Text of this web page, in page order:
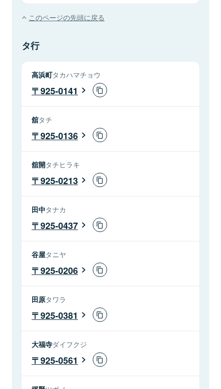
このページの先頭に戻る
タ行
高浜町タカハマチョウ
925-0141
舘タチ
925-0136
舘開タチヒラキ
925-0213
田中タナカ
925-0437
谷屋タニヤ
925-0206
田原タワラ
925-0381
大福寺ダイフクジ
925-0561